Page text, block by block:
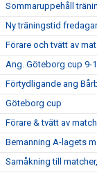
Sommaruppehåll
Ny träningstid
Förare och tvätt av
Ang. Göteborg cup 9-
Förtydligande ang
Göteborg cup
Förare & tvätt av
Bemanning A-lagets
Samåkning till